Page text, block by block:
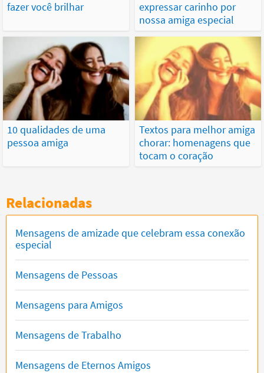
fazer você brilhar
expressar carinho por
nossa amiga especial
10 qualidades de uma
pessoa amiga
Textos para melhor amiga
chorar: homenagens que
tocam o coração
Relacionadas
Mensagens de amizade que celebram essa conexão
especial
Mensagens de Pessoas
Mensagens para Amigos
Mensagens de Trabalho
Mensagens de Eternos Amigos